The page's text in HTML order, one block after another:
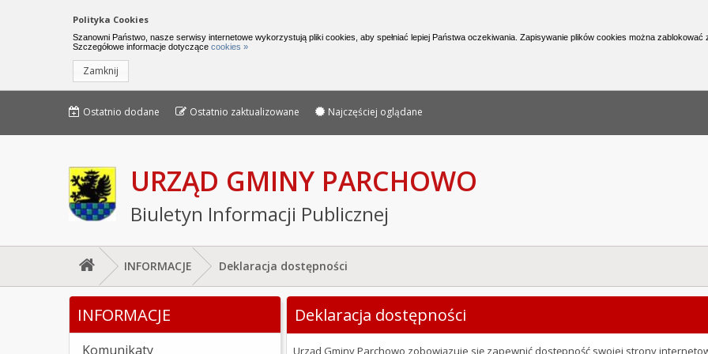
Urząd Gminy Parchowo - Biuletyn Informacji Publicznej
Nawigacja do pomijania linków
Polityka Cookies
Szanowni Państwo, nasze serwisy internetowe wykorzystują pliki cookies, aby spełniać lepiej Państwa oczekiwania. Zapisywanie plików cookies można zablokować
Szczegółowe informacje dotyczące cookies »
Zamknij
Menu górne
Menu górne - edycja strony
Ostatnio dodane Ostatnio zaktualizowane Najczęściej oglądane
URZĄD GMINY PARCHOWO
Biuletyn Informacji Publicznej
Jesteś tutaj: Deklaracja dostępności
INFORMACJE Deklaracja dostępności
Lewe menu
INFORMACJE
Komunikaty
Deklaracja dostępności
Urząd Gminy Parchowo zobowiązuje się zapewnić dostępność swojej strony